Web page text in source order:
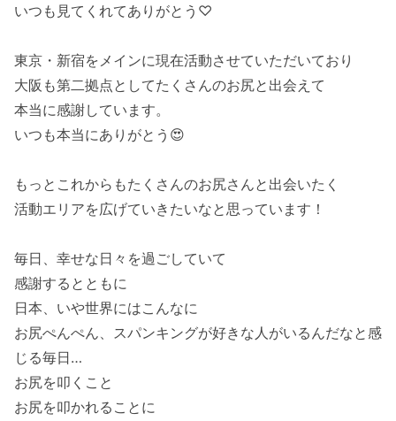
いつも見てくれてありがとう♡
東京・新宿をメインに現在活動させていただいており
大阪も第二拠点としてたくさんのお尻と出会えて
本当に感謝しています。
いつも本当にありがとう😍
もっとこれからもたくさんのお尻さんと出会いたく
活動エリアを広げていきたいなと思っています！
毎日、幸せな日々を過ごしていて
感謝するとともに
日本、いや世界にはこんなに
お尻ぺんぺん、スパンキングが好きな人がいるんだなと感
じる毎日…
お尻を叩くこと
お尻を叩かれることに